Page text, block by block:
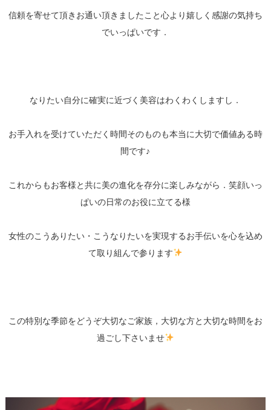
信頼を寄せて頂きお通い頂きましたこと心より嬉しく感謝の気持ち
でいっぱいです．
なりたい自分に確実に近づく美容はわくわくしますし．
お手入れを受けていただく時間そのものも本当に大切で価値ある時
間です♪
これからもお客様と共に美の進化を存分に楽しみながら．笑顔いっ
ぱいの日常のお役に立てる様
女性のこうありたい・こうなりたいを実現するお手伝いを心を込め
て取り組んで参ります
この特別な季節をどうぞ大切なご家族，大切な方と大切な時間をお
過ごし下さいませ